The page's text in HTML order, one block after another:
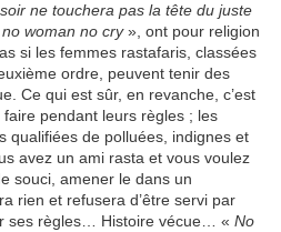
ne touchera pas la tête du juste
no woman no cry», ont pour religion
si les femmes rastafaris, classées
ordre, peuvent tenir des
Ce qui est sûr, en revanche, c’est
pendant leurs règles ; les
qualifiées de polluées, indignes et
avez un ami rasta et vous voulez
souci, amener le dans un
rien et refusera d’être servi par
ses règles… Histoire vécue… « No